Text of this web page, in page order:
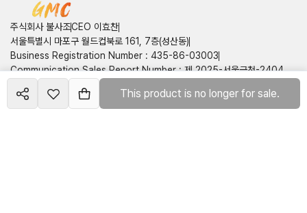
This product is no longer for sale.
주식회사 불사조CEO 이효찬
서울특별시 마포구 월드컵북로 161, 7층(성산동)
Business Registration Number : 435-86-03003
Communication Sales Report Number:제 2025-서울금천-2404
Customer Center
Contact Information:050714160749
Create your course
shop